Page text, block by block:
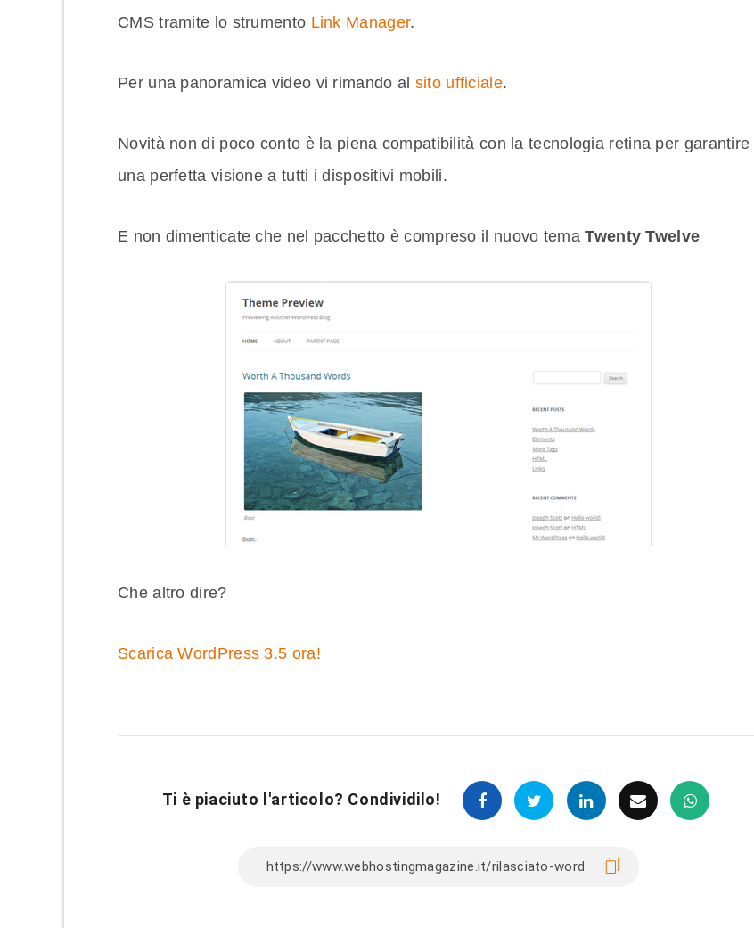
CMS tramite lo strumento Link Manager.
Per una panoramica video vi rimando al sito ufficiale.
Novità non di poco conto è la piena compatibilità con la tecnologia retina per garantire
una perfetta visione a tutti i dispositivi mobili.
E non dimenticate che nel pacchetto è compreso il nuovo temaTwenty Twelve
Che altro dire?
Scarica WordPress 3.5 ora!
Ti è piaciuto l'articolo? Condividilo!